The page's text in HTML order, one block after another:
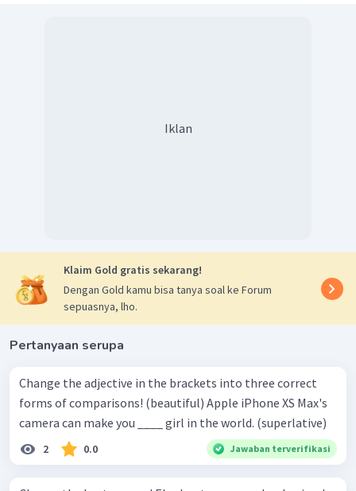
Iklan
Klaim Gold gratis sekarang!
Dengan Gold kamu bisa tanya soal ke Forum
sepuasnya, lho.
Pertanyaan serupa
Change the adjective in the brackets into three correct
forms of comparisons! (beautiful) Apple iPhone XS Max's
camera can make you ____ girl in the world. (superlative)
2 0.0 Jawaban terverifikasi